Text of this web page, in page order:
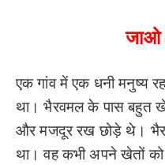
एक गांव में एक धनी मनुष्य
था। भैरवमल के पास बहुत
और मजदूर रख छोड़े थे।
था। वह कभी अपने खेतों